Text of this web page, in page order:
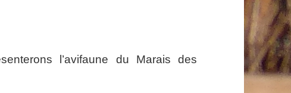
l’avifaune du Marais des